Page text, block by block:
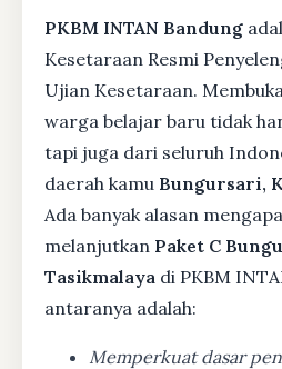
PKBM INTAN Bandung
Kesetaraan Resmi
Ujian Kesetaraan.
warga belajar baru tidak
tapi juga dari seluruh
daerah kamu Bungursari,
Ada banyak alasan
melanjutkan Paket C
Tasikmalaya di PKBM
antaranya adalah:
Memperkuat dasar